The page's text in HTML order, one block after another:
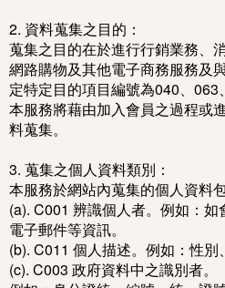
2. 資料蒐集之目的：
蒐集之目的在於進行行銷業務、
網路購物及其他電子商務服務及
定特定目的項目編號為040、063
本服務將藉由加入會員之過程或
料蒐集。
3. 蒐集之個人資料類別：
本服務於網站內蒐集的個人資料
(a). C001 辨識個人者。例如：如
電子郵件等資訊。
(b). C011 個人描述。例如：性別
(c). C003 政府資料中之識別者。